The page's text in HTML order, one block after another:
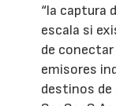
“la captura
escala si
de
emisores
destinos